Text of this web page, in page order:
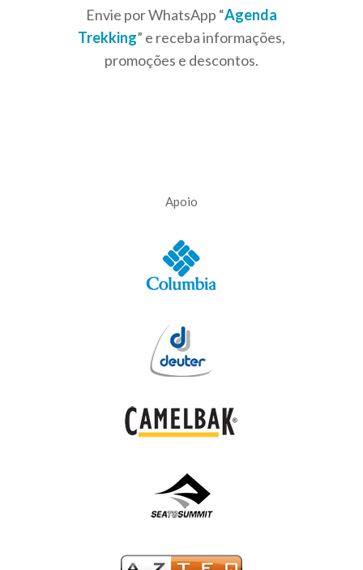
Envie por WhatsApp “Agenda
Trekking” e receba informações,
promoções e descontos.
Apoio